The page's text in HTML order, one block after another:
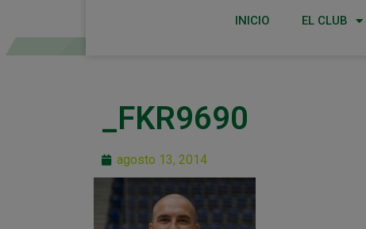
INICIO EL CLUB
_FKR9690
agosto 13, 2014